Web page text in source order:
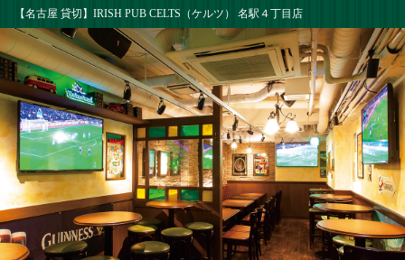
【名古屋 貸切】IRISH PUB CELTS（ケルツ） 名駅４丁目店